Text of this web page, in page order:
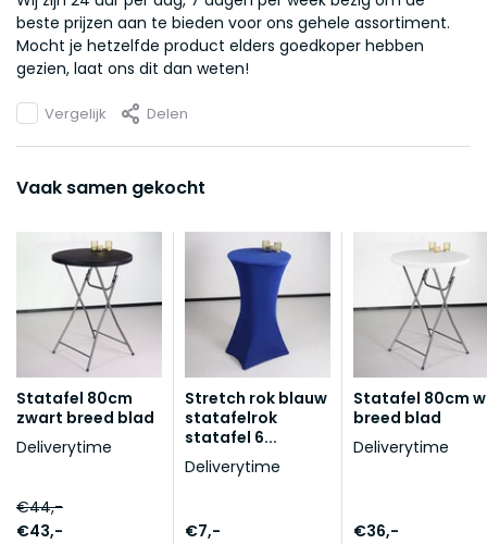
beste prijzen aan te bieden voor ons gehele assortiment.
Mocht je hetzelfde product elders goedkoper hebben
gezien, laat ons dit dan weten!
Vergelijk Delen
Vaak samen gekocht
Statafel 80cm
zwart breed blad
Deliverytime
€44,-
€43,-
Stretch rok blauw
statafelrok
statafel 6...
Deliverytime
€7,-
Statafel 80cm
breed blad
Deliverytime
€36,-